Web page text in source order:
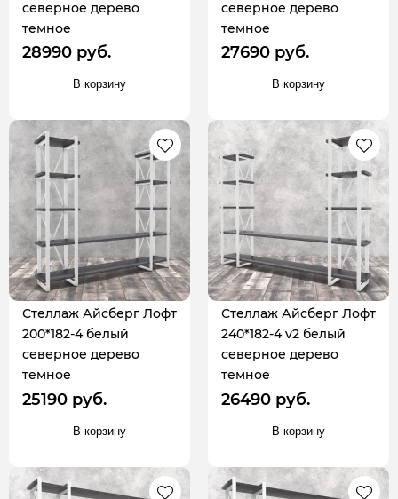
северное дерево
темное
28990 руб.
В корзину
северное дерево
темное
27690 руб.
В корзину
Стеллаж Айсберг Лофт
200*182-4 белый
северное дерево
темное
25190 руб.
В корзину
Стеллаж Айсберг Лофт
240*182-4 v2 белый
северное дерево
темное
26490 руб.
В корзину